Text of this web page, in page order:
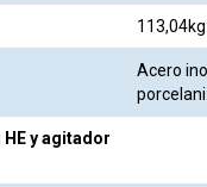
113,04kg
Acero
y agitador